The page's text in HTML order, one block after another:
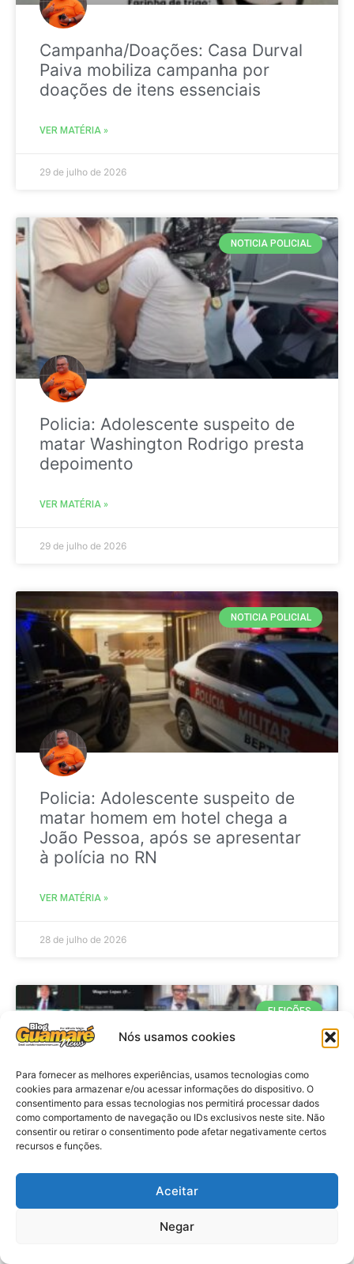
Nós usamos cookies
Para fornecer as melhores experiências, usamos tecnologias como
cookies para armazenar e/ou acessar informações do dispositivo. O
consentimento para essas tecnologias nos permitirá processar dados
como comportamento de navegação ou IDs exclusivos neste site. Não
consentir ou retirar o consentimento pode afetar negativamente certos
recursos e funções.
Aceitar
Negar
Campanha/Doações: Casa Durval
Paiva mobiliza campanha por
doações de itens essenciais
VER MATÉRIA »
29 de julho de 2026
NOTICIA POLICIAL
Policia: Adolescente suspeito de
matar Washington Rodrigo presta
depoimento
VER MATÉRIA »
29 de julho de 2026
NOTICIA POLICIAL
Policia: Adolescente suspeito de
matar homem em hotel chega a
João Pessoa, após se apresentar
à polícia no RN
VER MATÉRIA »
28 de julho de 2026
ELEIÇÕES
Eleições 2026: procuradores e
promotores eleitorais realizam
reunião de alinhamento no RN